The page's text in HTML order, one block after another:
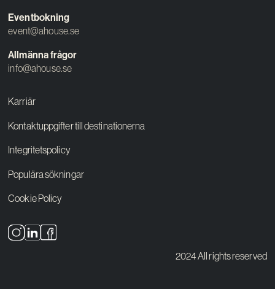
Eventbokning
event@ahouse.se
Allmänna frågor
info@ahouse.se
Karriär
Kontaktuppgifter till destinationerna
Integritetspolicy
Populära sökningar
Cookie Policy
2024 All rights reserved